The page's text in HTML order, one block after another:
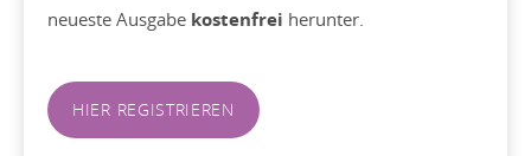
neueste Ausgabe kostenfrei herunter.
HIER REGISTRIEREN